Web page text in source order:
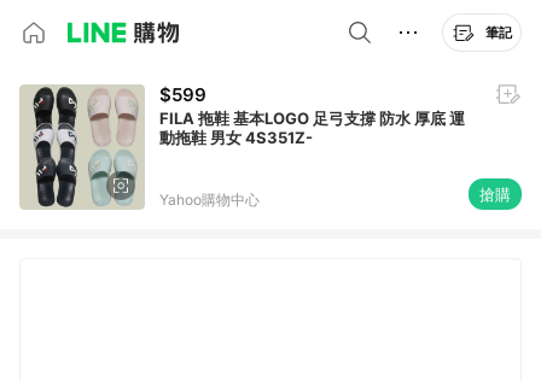
筆記
$599
FILA 拖鞋 基本LOGO 足弓支撐 防水 厚底 運
動拖鞋 男女 4S351Z-
Yahoo購物中心 搶購